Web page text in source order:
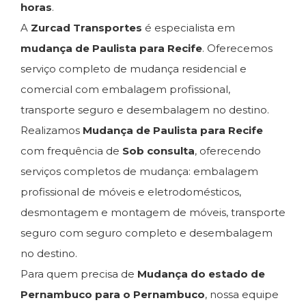
horas.
A Zurcad Transportes é especialista em
mudança de Paulista para Recife. Oferecemos
serviço completo de mudança residencial e
comercial com embalagem profissional,
transporte seguro e desembalagem no destino.
Realizamos Mudança de Paulista para Recife
com frequência de Sob consulta, oferecendo
serviços completos de mudança: embalagem
profissional de móveis e eletrodomésticos,
desmontagem e montagem de móveis, transporte
seguro com seguro completo e desembalagem
no destino.
Para quem precisa de Mudança do estado de
Pernambuco para o Pernambuco, nossa equipe